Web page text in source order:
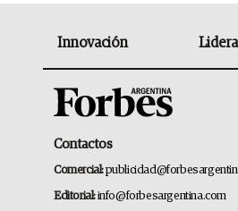
Innovación
Contactos
Comercial:
Editorial:info@forbesargentina.com